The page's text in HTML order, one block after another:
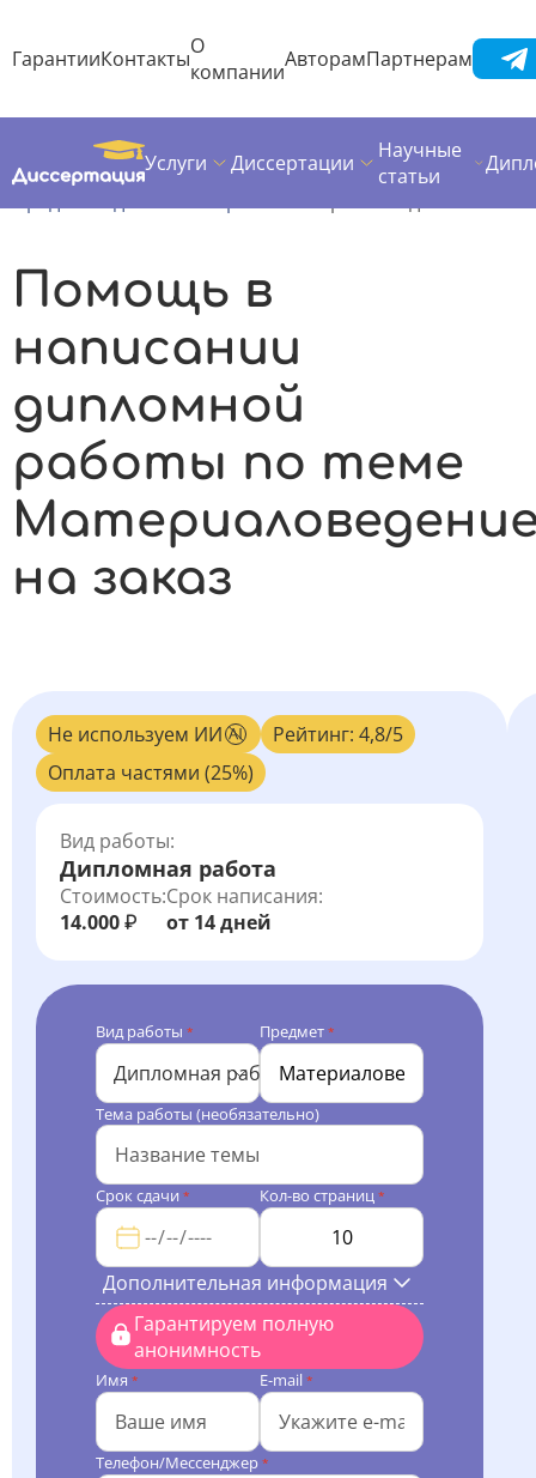
ГарантииКонтактыО
компанииАвторамПартнерам
Услуги Диссертации
Научные
статьи
ДиссертацияДипломная работа
Помощь в
написании
дипломной
работы по теме
на заказ
Не используем ИИ
Рейтинг: 4,8/5
Оплата частями (25%)
Вид работы:
Дипломная работа
Стоимость:
14.000 ₽
Срок написания:
от 14 дней
Вид работы *
Дипломная работа
Предмет *
Тема работы (необязательно)
Срок сдачи * Кол-во страниц *
Дополнительная информация
Гарантируем полную
анонимность
Имя * E-mail *
Телефон/Мессенджер *